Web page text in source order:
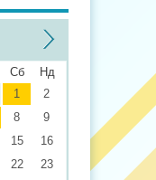
Сб
Нд
1
2
8
9
15
16
22
23